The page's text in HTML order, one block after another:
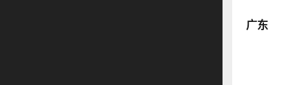
广东